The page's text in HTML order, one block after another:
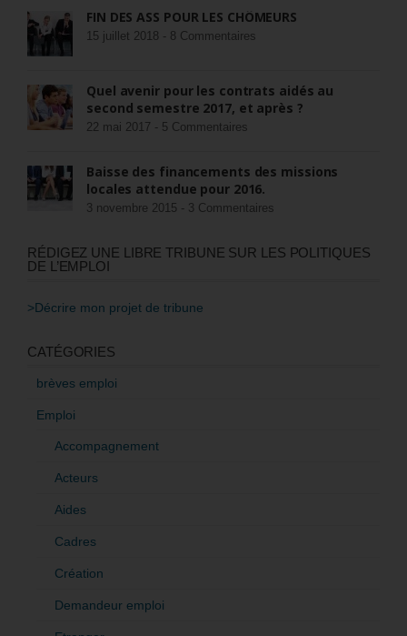
FIN DES ASS POUR LES CHÔMEURS
15 juillet 2018 - 8 Commentaires
Quel avenir pour les contrats aidés au
second semestre 2017, et après ?
22 mai 2017 - 5 Commentaires
Baisse des financements des missions
locales attendue pour 2016.
3 novembre 2015 - 3 Commentaires
RÉDIGEZ UNE LIBRE TRIBUNE SUR LES POLITIQUES
DE L’EMPLOI
>Décrire mon projet de tribune
CATÉGORIES
brèves emploi
Emploi
Accompagnement
Acteurs
Aides
Cadres
Création
Demandeur emploi